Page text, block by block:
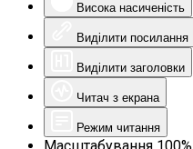
Висока насиченість
Виділити посилання
Виділити заголовки
Читач з екрана
Режим читання